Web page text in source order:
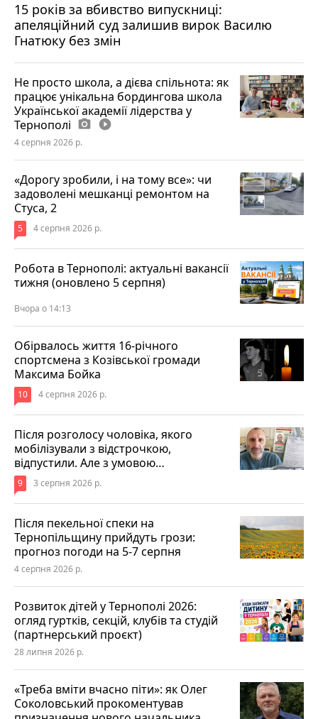
15 років за вбивство випускниці:
апеляційний суд залишив вирок Василю
Гнатюку без змін
Не просто школа, а дієва спільнота: як
працює унікальна бордингова школа
Української академії лідерства у
Тернополі photo_camera play_circle_filled
4 серпня 2026 р.
«Дорогу зробили, і на тому все»: чи
задоволені мешканці ремонтом на
Стуса, 2
5 4 серпня 2026 р.
Робота в Тернополі: актуальні вакансії
тижня (оновлено 5 серпня)
Вчора о 14:13
Обірвалось життя 16-річного
спортсмена з Козівської громади
Максима Бойка
10 4 серпня 2026 р.
Після розголосу чоловіка, якого
мобілізували з відстрочкою,
відпустили. Але з умовою…
9 3 серпня 2026 р.
Після пекельної спеки на
Тернопільщину прийдуть грози:
прогноз погоди на 5-7 серпня
4 серпня 2026 р.
Розвиток дітей у Тернополі 2026:
огляд гуртків, секцій, клубів та студій
(партнерський проєкт)
28 липня 2026 р.
«Треба вміти вчасно піти»: як Олег
Соколовський прокоментував